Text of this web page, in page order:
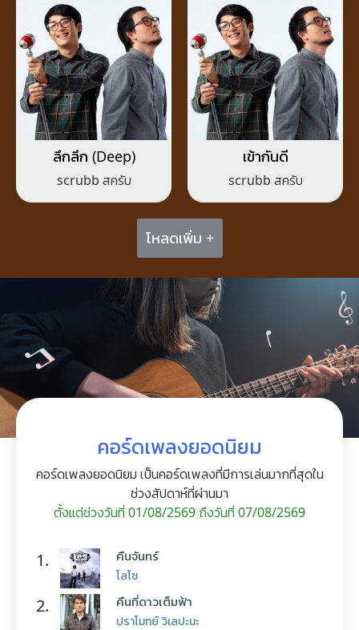
ลึกลึก (Deep)
scrubb สครับ
เข้ากันดี
scrubb สครับ
โหลดเพิ่ม +
คอร์ดเพลงยอดนิยม
คอร์ดเพลงยอดนิยม เป็นคอร์ดเพลงที่มีการเล่นมากที่สุดใน
ช่วงสัปดาห์ที่ผ่านมา
ตั้งแต่ช่วงวันที่ 01/08/2569 ถึงวันที่ 07/08/2569
1. คืนจันทร์
โลโซ
2. คืนที่ดาวเต็มฟ้า
ปราโมทย์ วิเลปะนะ